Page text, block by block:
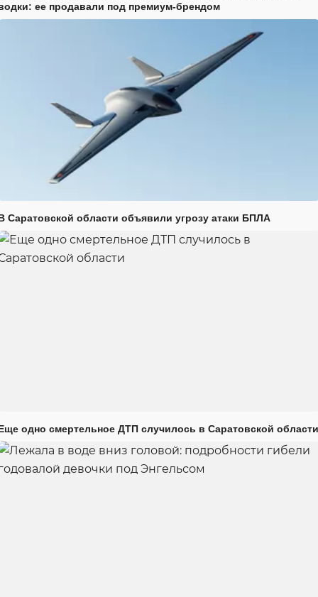
ее продавали под премиум-брендом
Саратовской области объявили угрозу атаки БПЛА
одно смертельное ДТП случилось в Саратовской области